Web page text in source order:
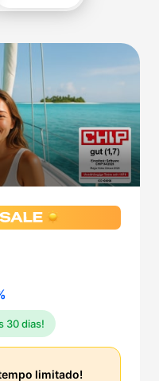
30 dias!
limitado!